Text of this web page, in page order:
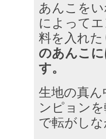
あんこを
によって
料を入れた
のあんこに
す。
生地の真
ンピョン
で転がし